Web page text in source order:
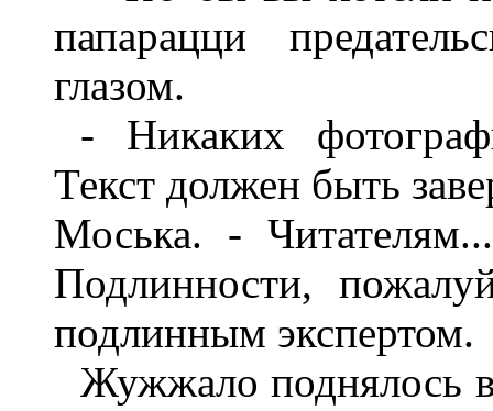
папарацци
глазом.
- Никаких
Текст должен быть
Моська. -
Подлинности,
подлинным экспертом.
Жужжало поднялось в